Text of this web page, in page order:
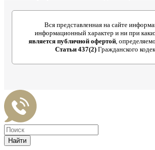
Вся представленная на сайте
информационный характер и ни при
является публичной офертой,
Статьи 437(2) Гражданского
Найти